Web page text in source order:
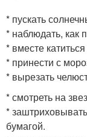
* пускать
* наблюдать, как
* вместе
* принести с
* вырезать
* смотреть на
*
бумагой.